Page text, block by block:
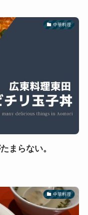
中華料理
まらない。
中華料理